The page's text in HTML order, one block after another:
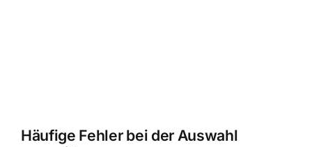
Häufige Fehler bei der Auswahl